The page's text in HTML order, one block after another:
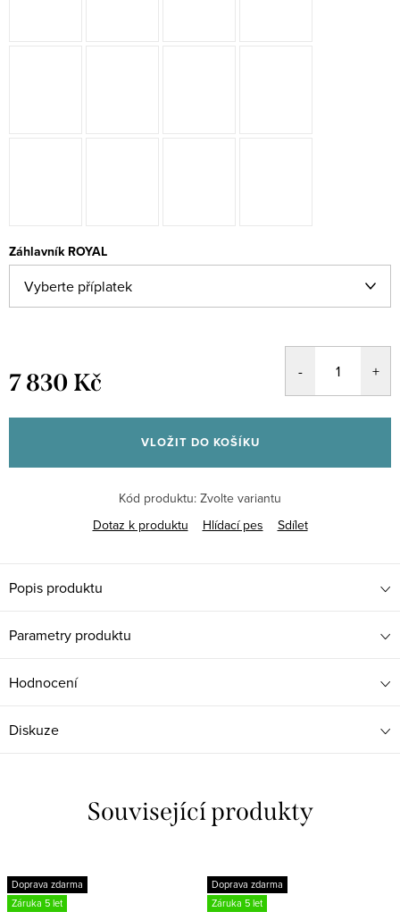
Záhlavník ROYAL
7 830 Kč
cena:
VLOŽIT DO KOŠÍKU
Kód produktu: Zvolte variantu
Dotaz k produktu
Hlídací pes Sdílet
Popis produktu
Parametry produktu
Hodnocení
Diskuze
Související produkty
Doprava zdarma
Záruka 5 let
Doprava zdarma
Záruka 5 let